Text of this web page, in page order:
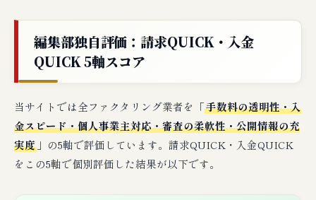
編集部独自評価：請求QUICK・入金
QUICK 5軸スコア
当サイトでは全ファクタリング業者を「手数料の透明性・入
金スピード・個人事業主対応・審査の柔軟性・公開情報の充
実度 」の5軸で評価しています。請求QUICK・入金QUICK
をこの5軸で個別評価した結果が以下です。